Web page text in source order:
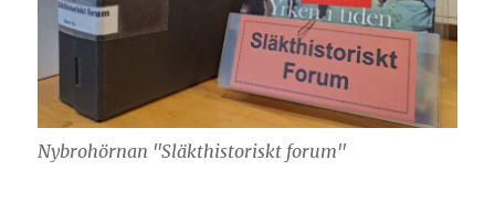
Nybrohörnan "Släkthistoriskt forum"